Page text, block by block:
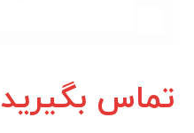
تماس بگیرید